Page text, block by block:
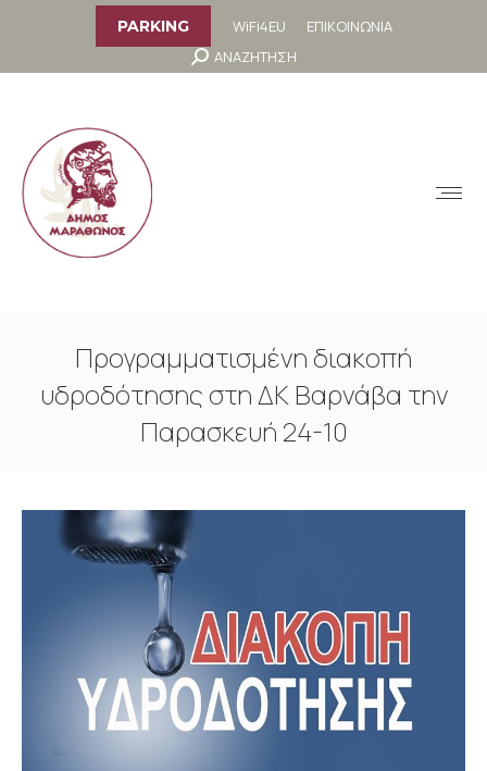
PARKING WiFi4EU
ΕΠΙΚΟΙΝΩΝΙΑ
Search:
ΑΝΑΖΗΤΗΣΗ
Προγραμματισμένη διακοπή
υδροδότησης στη ΔΚ Βαρνάβα την
Παρασκευή 24-10